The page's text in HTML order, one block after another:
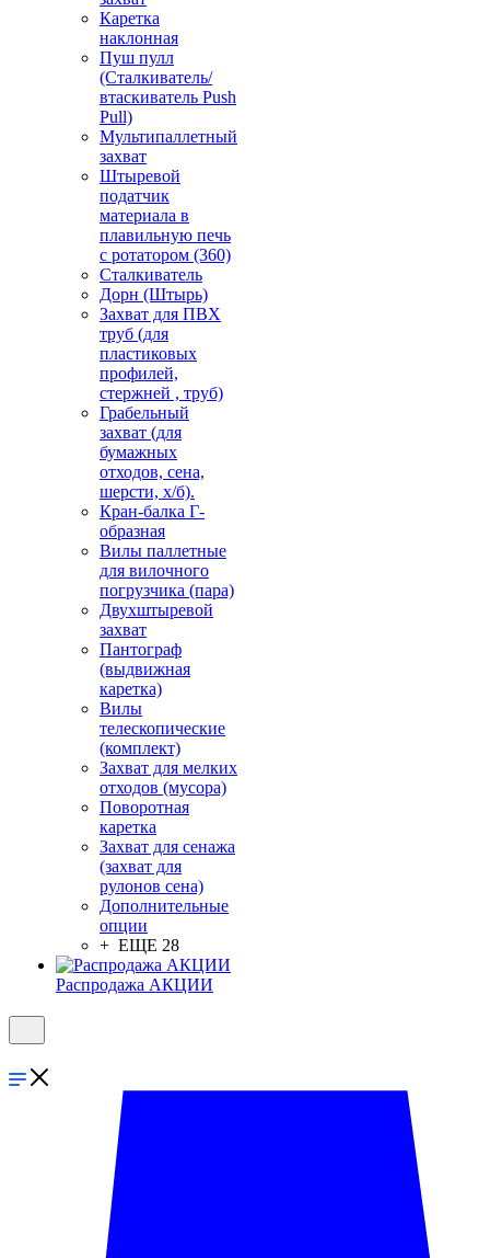
Каретка
наклонная
Пуш пулл
(Сталкиватель/
втаскиватель Push
Pull)
Мультипаллетный
захват
Штыревой
податчик
материала в
плавильную печь
с ротатором (360)
Сталкиватель
Дорн (Штырь)
Захват для ПВХ
труб (для
пластиковых
профилей,
стержней , труб)
Грабельный
захват (для
бумажных
отходов, сена,
шерсти, х/б).
Кран-балка Г-
образная
Вилы паллетные
для вилочного
погрузчика (пара)
Двухштыревой
захват
Пантограф
(выдвижная
каретка)
Вилы
телескопические
(комплект)
Захват для мелких
отходов (мусора)
Поворотная
каретка
Захват для сенажа
(захват для
рулонов сена)
Дополнительные
опции
+ ЕЩЕ 28
Распродажа АКЦИИ